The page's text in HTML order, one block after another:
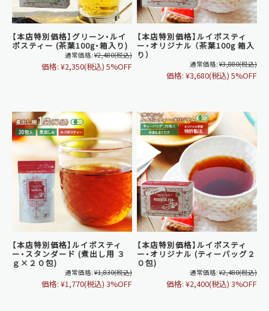
【本店特別価格】グリーン・ルイ
ボスティー (茶葉100g・箱入り)
通常価格: ¥2,480(税込)
価格: ¥2,350(税込) 5%OFF
【本店特別価格】ルイボスティ
ー・オリジナル （茶葉100g 箱入
り）
通常価格: ¥3,880(税込)
価格: ¥3,680(税込) 5%OFF
【本店特別価格】ルイボスティ
ー・スタンダード (煮出し用 ３
ｇ×２０包)
通常価格: ¥1,830(税込)
価格: ¥1,770(税込) 3%OFF
【本店特別価格】ルイボスティ
ー・オリジナル (ティーバッグ２
０包)
通常価格: ¥2,480(税込)
価格: ¥2,400(税込) 3%OFF